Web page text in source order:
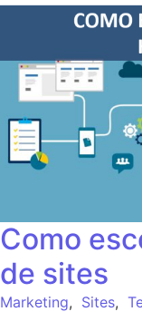
Como
de sites
Marketing, Sites,